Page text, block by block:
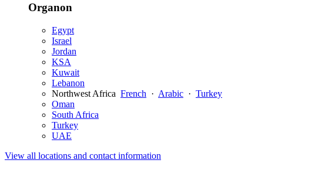
Organon
Egypt
Israel
Jordan
KSA
Kuwait
Lebanon
Northwest Africa French · Arabic · Turkey
Oman
South Africa
Turkey
UAE
View all locations and contact information